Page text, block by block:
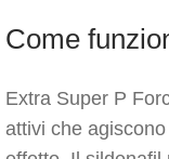
Come
Extra Super P
attivi che